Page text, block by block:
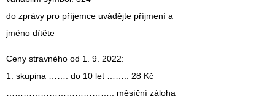
do zprávy pro příjemce uvádějte příjmení a
jméno dítěte
Ceny stravného od 1. 9. 2022:
1. skupina ……. do 10 let …….. 28 Kč
……………………………….. měsíční záloha